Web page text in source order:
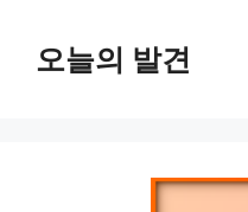
오늘의 발견